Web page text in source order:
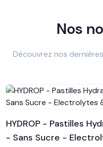
Nos
Découvrez nos
Voir le produit
HYDROP - Pastilles
- Sans Sucre -